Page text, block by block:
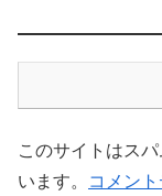
このサイトはス
います。
コメン